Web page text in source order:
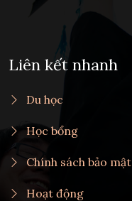
Liên kết nhanh
Du học
Học bổng
Chính sách bảo mật
Hoạt động